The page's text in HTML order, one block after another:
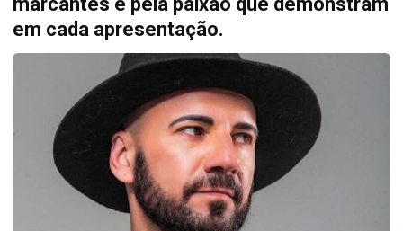
em cada apresentação.